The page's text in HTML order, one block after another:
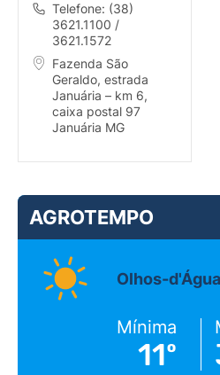
Telefone: (38)
3621.1100 /
3621.1572
Fazenda São
Geraldo, estrada
Januária – km 6,
caixa postal 97
Januária MG
AGROTEMPO
Olhos-
Mínima
11º